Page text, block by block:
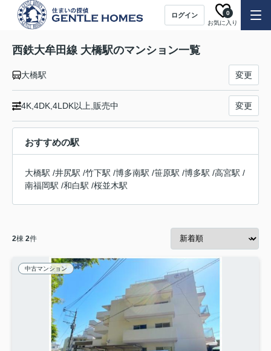
ログイン
お気に入り
0
西鉄大牟田線 大橋駅のマンション一覧
大橋駅 変更
4K,4DK,4LDK以上,販売中 変更
おすすめの駅
大橋駅 /井尻駅 /竹下駅 /博多南駅 /笹原駅 /博多駅 /高宮駅 /
南福岡駅 /和白駅 /桜並木駅
2棟 2件
中古マンション